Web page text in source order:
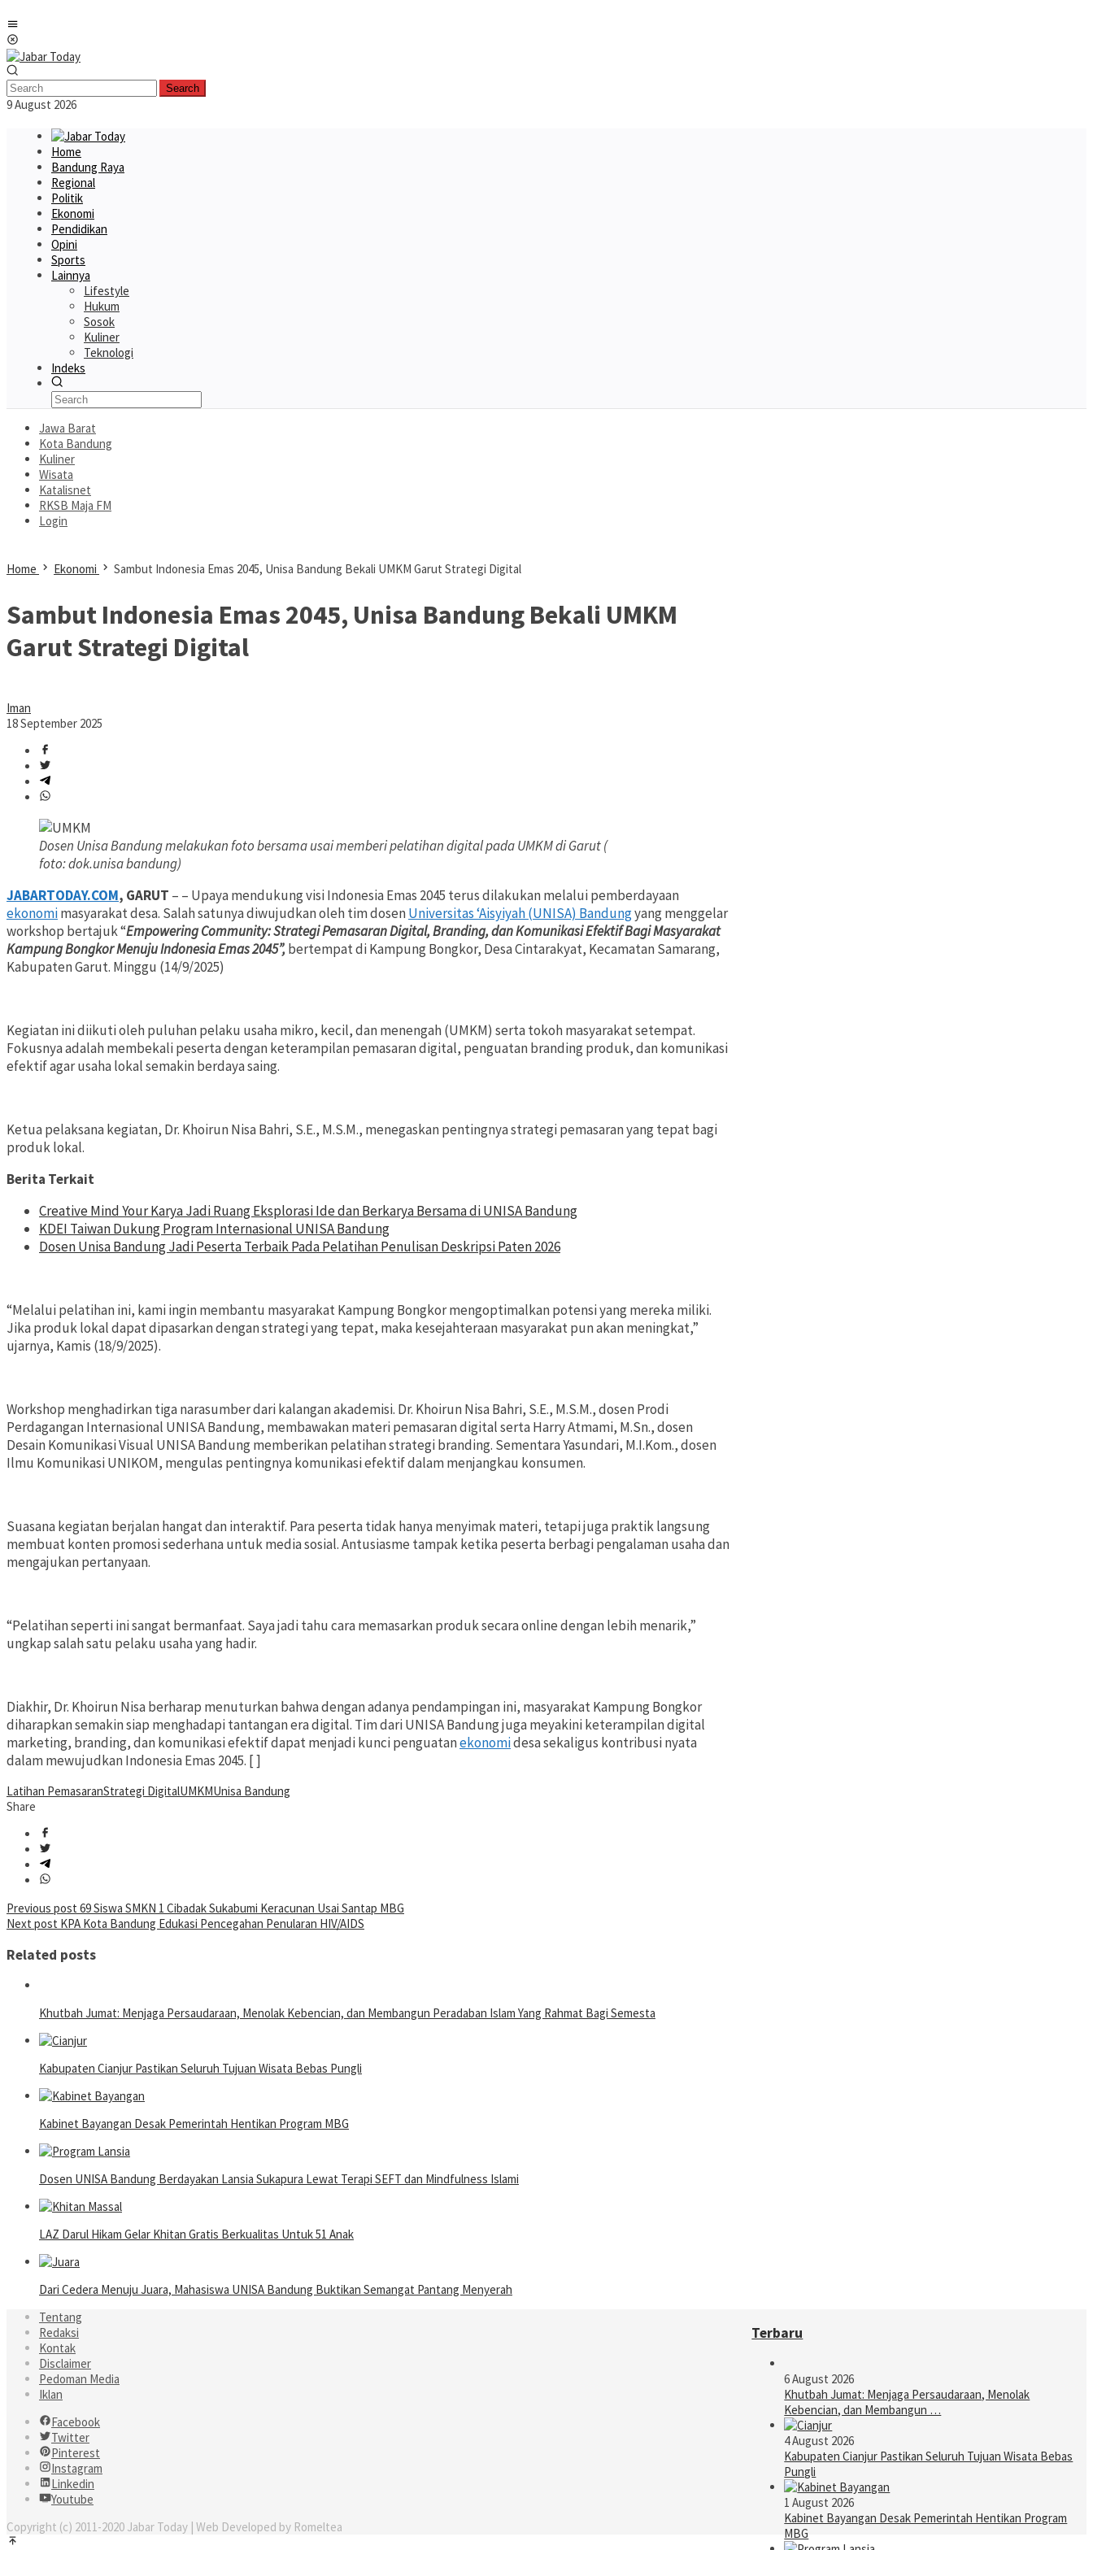
to
content
Search
9 August 2026
Home
Bandung Raya
Regional
Politik
Ekonomi
Pendidikan
Opini
Sports
Lainnya
Lifestyle
Hukum
Sosok
Kuliner
Teknologi
Indeks
Jawa Barat
Kota Bandung
Kuliner
Wisata
Katalisnet
RKSB Maja FM
Login
Home Ekonomi Sambut Indonesia Emas 2045, Unisa Bandung Bekali UMKM Garut Strategi Digital
Sambut Indonesia Emas 2045, Unisa Bandung Bekali UMKM
Garut Strategi Digital
Iman
18 September 2025
Dosen Unisa Bandung melakukan foto bersama usai memberi pelatihan digital pada UMKM di Garut (
foto: dok.unisa bandung)
JABARTODAY.COM, GARUT – – Upaya mendukung visi Indonesia Emas 2045 terus dilakukan melalui pemberdayaan
ekonomimasyarakat desa. Salah satunya diwujudkan oleh tim dosenUniversitas ‘Aisyiyah (UNISA) Bandungyang menggelar
workshop bertajuk “Empowering Community: Strategi Pemasaran Digital, Branding, dan Komunikasi Efektif Bagi Masyarakat
Kampung Bongkor Menuju Indonesia Emas 2045”, bertempat di Kampung Bongkor, Desa Cintarakyat, Kecamatan Samarang,
Kabupaten Garut. Minggu (14/9/2025)
Kegiatan ini diikuti oleh puluhan pelaku usaha mikro, kecil, dan menengah (UMKM) serta tokoh masyarakat setempat.
Fokusnya adalah membekali peserta dengan keterampilan pemasaran digital, penguatan branding produk, dan komunikasi
efektif agar usaha lokal semakin berdaya saing.
Ketua pelaksana kegiatan, Dr. Khoirun Nisa Bahri, S.E., M.S.M., menegaskan pentingnya strategi pemasaran yang tepat bagi
produk lokal.
Berita Terkait
Creative Mind Your Karya Jadi Ruang Eksplorasi Ide dan Berkarya Bersama di UNISA Bandung
KDEI Taiwan Dukung Program Internasional UNISA Bandung
Dosen Unisa Bandung Jadi Peserta Terbaik Pada Pelatihan Penulisan Deskripsi Paten 2026
“Melalui pelatihan ini, kami ingin membantu masyarakat Kampung Bongkor mengoptimalkan potensi yang mereka miliki.
Jika produk lokal dapat dipasarkan dengan strategi yang tepat, maka kesejahteraan masyarakat pun akan meningkat,”
ujarnya, Kamis (18/9/2025).
Workshop menghadirkan tiga narasumber dari kalangan akademisi. Dr. Khoirun Nisa Bahri, S.E., M.S.M., dosen Prodi
Perdagangan Internasional UNISA Bandung, membawakan materi pemasaran digital serta Harry Atmami, M.Sn., dosen
Desain Komunikasi Visual UNISA Bandung memberikan pelatihan strategi branding. Sementara Yasundari, M.I.Kom., dosen
Ilmu Komunikasi UNIKOM, mengulas pentingnya komunikasi efektif dalam menjangkau konsumen.
Suasana kegiatan berjalan hangat dan interaktif. Para peserta tidak hanya menyimak materi, tetapi juga praktik langsung
membuat konten promosi sederhana untuk media sosial. Antusiasme tampak ketika peserta berbagi pengalaman usaha dan
mengajukan pertanyaan.
“Pelatihan seperti ini sangat bermanfaat. Saya jadi tahu cara memasarkan produk secara online dengan lebih menarik,”
ungkap salah satu pelaku usaha yang hadir.
Diakhir, Dr. Khoirun Nisa berharap menuturkan bahwa dengan adanya pendampingan ini, masyarakat Kampung Bongkor
diharapkan semakin siap menghadapi tantangan era digital. Tim dari UNISA Bandung juga meyakini keterampilan digital
marketing, branding, dan komunikasi efektif dapat menjadi kunci penguatanekonomidesa sekaligus kontribusi nyata
dalam mewujudkan Indonesia Emas 2045. [ ]
Latihan PemasaranStrategi DigitalUMKMUnisa Bandung
Share
Post
navigation
Previous post 69 Siswa SMKN 1 Cibadak Sukabumi Keracunan Usai Santap MBG
Next post KPA Kota Bandung Edukasi Pencegahan Penularan HIV/AIDS
Related posts
Khutbah Jumat: Menjaga Persaudaraan, Menolak Kebencian, dan Membangun Peradaban Islam Yang Rahmat Bagi Semesta
Kabupaten Cianjur Pastikan Seluruh Tujuan Wisata Bebas Pungli
Kabinet Bayangan Desak Pemerintah Hentikan Program MBG
Dosen UNISA Bandung Berdayakan Lansia Sukapura Lewat Terapi SEFT dan Mindfulness Islami
LAZ Darul Hikam Gelar Khitan Gratis Berkualitas Untuk 51 Anak
Dari Cedera Menuju Juara, Mahasiswa UNISA Bandung Buktikan Semangat Pantang Menyerah
Terbaru
6 August 2026
Khutbah Jumat: Menjaga Persaudaraan, Menolak
Kebencian, dan Membangun …
4 August 2026
Kabupaten Cianjur Pastikan Seluruh Tujuan Wisata Bebas
Pungli
1 August 2026
Kabinet Bayangan Desak Pemerintah Hentikan Program
MBG
Tentang
Redaksi
Kontak
Disclaimer
Pedoman Media
Iklan
Facebook
Twitter
Pinterest
Instagram
Linkedin
Youtube
Copyright (c) 2011-2020 Jabar Today | Web Developed by Romeltea